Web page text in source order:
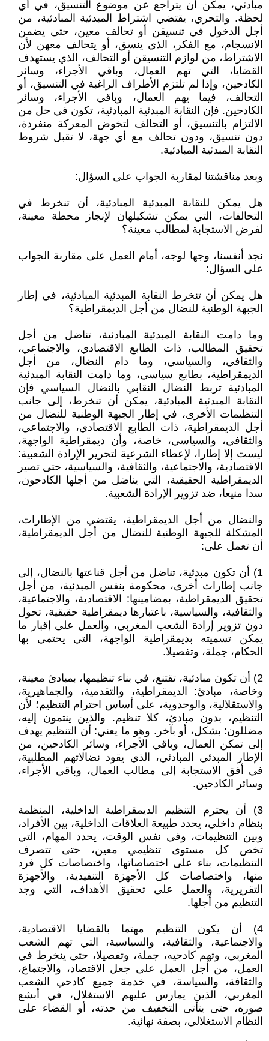
مبادئي، يمكن أن يتراجع عن موضوع التنسيق، في أي
لحظة. والتحري، يقتضي اشتراط المبدئية المبادئية، من
أجل الدخول في تنسيقن أو تحالف معين، حتى يضمن
الانسجام، مع الفكر، الذي ينسق، أو يتحالف معهن لأن
الاشتراط، من لوازم التنسيقن أو التحالف، الذي يستهدف
القضايا، التي تهم العمال، وباقي الأجراء، وسائر
الكادحين، وإذا لم تلتزم الأطراف الراغبة في التنسيق، أو
التحالف، فيما يهم العمال، وباقي الأجراء، وسائر
الكادحين. فإن النقابة المبدئية المبادئية، تكون في حل من
الالتزام بالتنسيق، أو التحالف لتخوض المعركة منفردة،
دون تنسيق، ودون تحالف مع أي جهة، لا تقبل شروط
النقابة المبدئية المبادئية.
وبعد مناقشتنا لمقاربة الجواب على السؤال:
هل يمكن للنقابة المبدئية المبادئية، أن تنخرط في
التحالفات، التي يمكن تشكيلهان لإنجاز محطة معينة،
لفرض الاستجابة لمطالب معينة؟
نجد أنفسنا، وجها لوجه، أمام العمل على مقاربة الجواب
على السؤال:
هل يمكن أن تنخرط النقابة المبدئية المبادئية، في إطار
الجبهة الوطنية للنضال من أجل الديمقراطية؟
وما دامت النقابة المبدئية المبادئية، تناضل من أجل
تحقيق المطالب، ذات الطابع الاقتصادي، والاجتماعي،
والثقافي، والسياسي، وما دام النضال، من أجل
الديمقراطية، بطابع سياسي، وما دامت النقابة المبدئية
المبادئية تربط النضال النقابي بالنضال السياسي فإن
النقابة المبدئية المبادئية، يمكن أن تنخرط، إلى جانب
التنظيمات الأخرى، في إطار الجبهة الوطنية للنضال من
أجل الديمقراطية، ذات الطابع الاقتصادي، والاجتماعي،
والثقافي، والسياسي، خاصة، وأن ديمقراطية الواجهة،
ليست إلا إطارا، لإعطاء الشرعية لتحرير الإرادة الشعبية:
الاقتصادية، والاجتماعية، والثقافية، والسياسية، حتى تصير
الديمقراطية الحقيقية، التي يناضل من أجلها الكادحون،
سدا منيعا، ضد تزوير الإرادة الشعبية.
والنضال من أجل الديمقراطية، يقتضي من الإطارات،
المشكلة للجبهة الوطنية للنضال من أجل الديمقراطية،
أن تعمل على:
1) أن تكون مبدئية، تناضل من أجل قناعتها بالنضال، إلى
جانب إطارات أخرى، محكومة بنفس المبدئية، من أجل
تحقيق الديمقراطية، بمضامينها: الاقتصادية، والاجتماعية،
والثقافية، والسياسية، باعتبارها ديمقراطية حقيقية، تحول
دون تزوير إرادة الشعب المغربي، والعمل على إقبار ما
يمكن تسميته بديمقراطية الواجهة، التي يحتمي بها
الحكام، جملة، وتفصيلا.
2) أن تكون مبادئية، تقتنع، في بناء تنظيمها، بمبادئ معينة،
وخاصة، مبادئ: الديمقراطية، والتقدمية، والجماهيرية،
والاستقلالية، والوحدوية، على أساس احترام التنظيم؛ لأن
التنظيم، بدون مبادئ، كلا تنظيم. والذين ينتمون إليه،
مضللون: بشكل، أو بآخر. وهو ما يعني: أن التنظيم يهدف
إلى تمكن العمال، وباقي الأجراء، وسائر الكادحين، من
الإطار المبدئي المبادئي، الذي يقود نضالاتهم المطلبية،
في أفق الاستجابة إلى مطالب العمال، وباقي الأجراء،
وسائر الكادحين.
3) أن يحترم التنظيم الديمقراطية الداخلية، المنظمة
بنظام داخلي، يحدد طبيعة العلاقات الداخلية، بين الأفراد،
وبين التنظيمات، وفي نفس الوقت، يحدد المهام، التي
تخص كل مستوى تنظيمي معين، حتى تتصرف
التنظيمات، بناء على اختصاصاتها، واختصاصات كل فرد
منها، واختصاصات كل الأجهزة التنفيذية، والأجهزة
التقريرية، والعمل على تحقيق الأهداف، التي وجد
التنظيم من أجلها.
4) أن يكون التنظيم مهتما بالقضايا الاقتصادية،
والاجتماعية، والثقافية، والسياسية، التي تهم الشعب
المغربي، وتهم كادحيه، جملة، وتفصيلا، حتى ينخرط في
العمل، من أجل العمل على جعل الاقتصاد، والاجتماع،
والثقافة، والسياسة، في خدمة جميع كادحي الشعب
المغربي، الذين يمارس عليهم الاستغلال، في أبشع
صوره، حتى يتأتى التخفيف من حدته، أو القضاء على
النظام الاستغلالي، بصفة نهائية.